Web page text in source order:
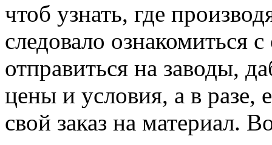
чтоб узнать, где
следовало ознакомиться
отправиться на заводы,
цены и условия, а в разе,
свой заказ на материал.